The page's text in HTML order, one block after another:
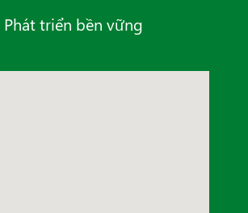
triển bền vững